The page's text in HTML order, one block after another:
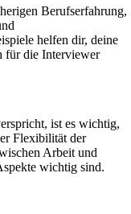
Berufserfahrung,
helfen dir, deine
für die Interviewer
ist es wichtig,
Flexibilität der
Arbeit und
wichtig sind.